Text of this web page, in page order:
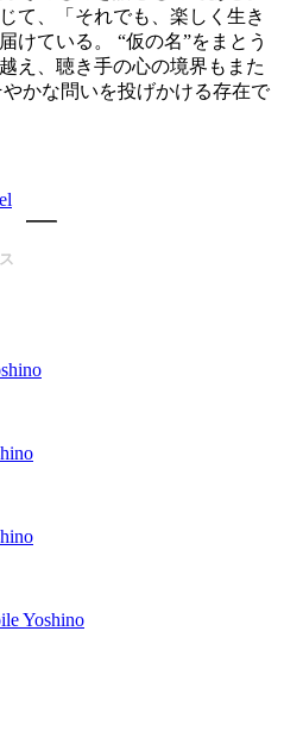
て、「それでも、楽しく生き
けている。 “仮の名”をまとう
え、聴き手の心の境界もまた
かな問いを投げかける存在で
Yoshino